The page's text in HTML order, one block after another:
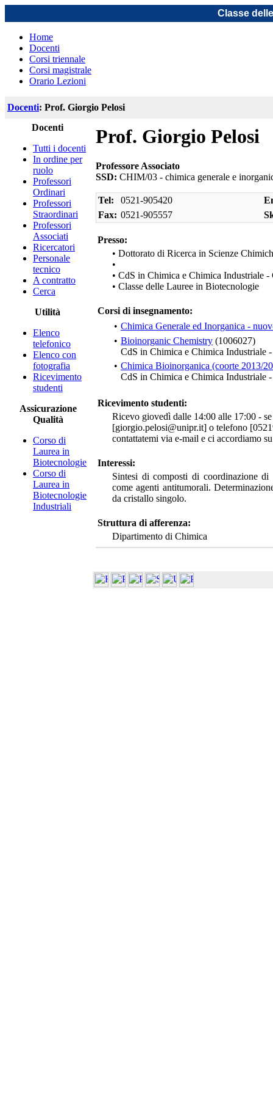
Classe
Home
Docenti
Corsi triennale
Corsi magistrale
Orario Lezioni
Docenti: Prof. Giorgio Pelosi
Docenti
Tutti i docenti
In ordine per
ruolo
Professori
Ordinari
Professori
Straordinari
Professori
Associati
Ricercatori
Personale
tecnico
A contratto
Cerca
Utilità
Elenco
telefonico
Elenco con
fotografia
Ricevimento
studenti
Assicurazione
Qualità
Corso di
Laurea in
Biotecnologie
Corso di
Laurea in
Biotecnologie
Industriali
Prof. Giorgio Pelosi
Professore Associato
SSD: CHIM/03 - chimica generale e
Tel: 0521-905420
Fax: 0521-905557
Presso:
• Dottorato di Ricerca in Scienze
•
• CdS in Chimica e Chimica Industriale
• Classe delle Lauree in Biotecnologie
Corsi di insegnamento:
• Chimica Generale ed Inorganica -
• Bioinorganic Chemistry (1006027)
CdS in Chimica e Chimica Industriale
• Chimica Bioinorganica (coorte 2013/
CdS in Chimica e Chimica Industriale
Ricevimento studenti:
Ricevo giovedì dalle 14:00 alle 17:00 -
[giorgio.pelosi@unipr.it] o telefono
contattatemi via e-mail e ci accordiamo
Interessi:
Sintesi di composti di coordinazione
come agenti antitumorali.
da cristallo singolo.
Struttura di afferenza:
Dipartimento di Chimica